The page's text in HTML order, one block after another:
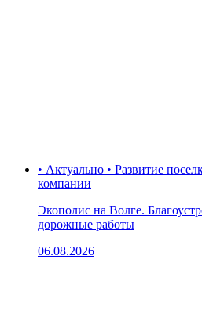
• Актуально • Развитие
компании
Экополис на Волге.
дорожные работы
06.08.2026